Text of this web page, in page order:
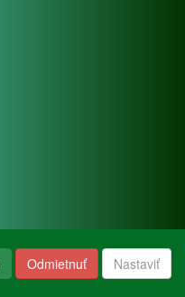
Odmietnuť Nastaviť